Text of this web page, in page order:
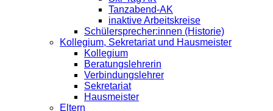
Tanzabend-AK
inaktive Arbeitskreise
Schülersprecher:innen (Historie)
Kollegium, Sekretariat und Hausmeister
Kollegium
Beratungslehrerin
Verbindungslehrer
Sekretariat
Hausmeister
Eltern